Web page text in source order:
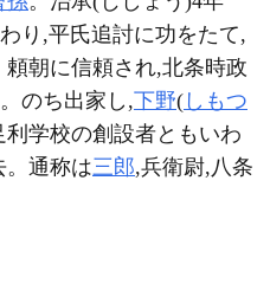
り,平氏追討に功をたて,
朝に信頼され,北条時政
のち出家し,下野( しもつ
利学校の創設者ともいわ
。通称は三郎,兵衛尉,八条